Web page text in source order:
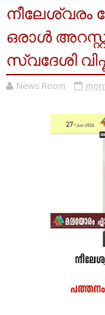
നീലേശ്വരം
ഒരാൾ
സ്വദേശി
News Room